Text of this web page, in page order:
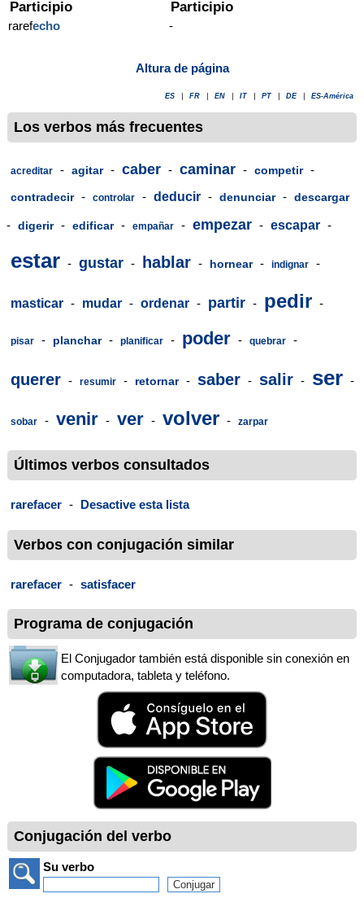
Participio
rarefecho
Participio
-
Altura de página
ES FR EN IT PT DE ES-América
Los verbos más frecuentes
acreditar - agitar - caber - caminar - competir -
contradecir - controlar - deducir - denunciar - descargar
- digerir - edificar - empañar - empezar - escapar -
estar - gustar - hablar - hornear - indignar -
masticar - mudar - ordenar - partir - pedir -
pisar - planchar - planificar - poder - quebrar -
querer - resumir - retornar - saber - salir - ser -
sobar - venir - ver - volver - zarpar
Últimos verbos consultados
rarefacer - Desactive esta lista
Verbos con conjugación similar
rarefacer - satisfacer
Programa de conjugación
El Conjugador también está disponible sin conexión en
computadora, tableta y teléfono.
Conjugación del verbo
Su verbo